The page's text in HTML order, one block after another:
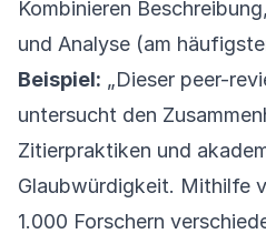
Kombinieren
und Analyse (am
Beispiel: „Dieser peer-
untersucht den
Zitierpraktiken und
Glaubwürdigkeit. Mithilfe
1.000 Forschern